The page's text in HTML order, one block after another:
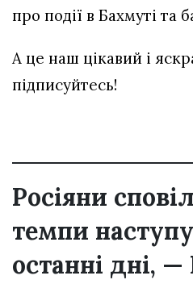
про події в Бахмуті та
А це наш цікавий і
підписуйтесь!
Росіяни
темпи
останні дні, —